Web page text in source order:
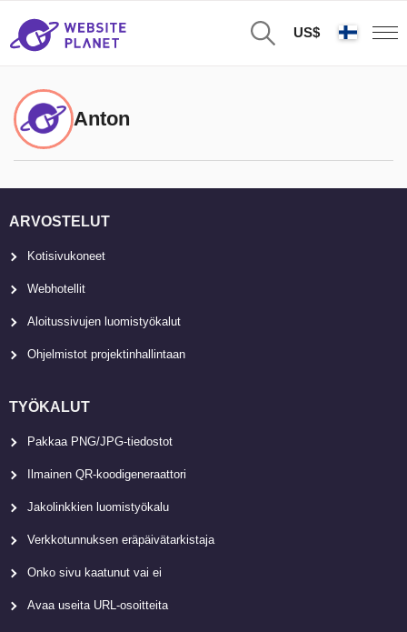
US$
Anton
ARVOSTELUT
Kotisivukoneet
Webhotellit
Aloitussivujen luomistyökalut
Ohjelmistot projektinhallintaan
TYÖKALUT
Pakkaa PNG/JPG-tiedostot
Ilmainen QR-koodigeneraattori
Jakolinkkien luomistyökalu
Verkkotunnuksen eräpäivätarkistaja
Onko sivu kaatunut vai ei
Avaa useita URL-osoitteita